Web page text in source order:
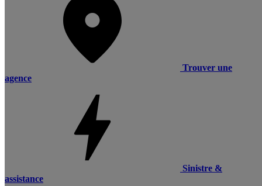
Trouver une
agence
Sinistre &
assistance